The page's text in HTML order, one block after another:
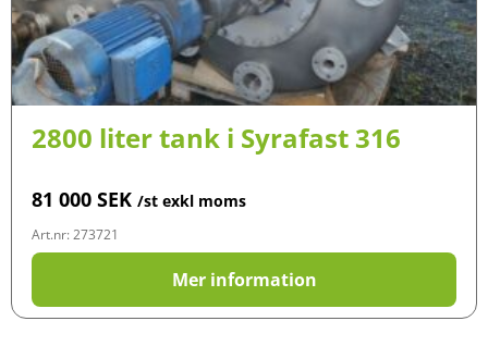
2800 liter tank i Syrafast 316
81 000 SEK /st exkl moms
Art.nr: 273721
Mer information